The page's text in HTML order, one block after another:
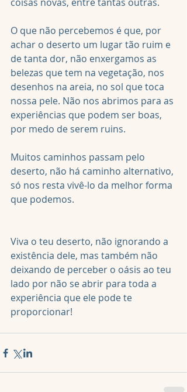
coisas novas, entre tantas outras.
O que não percebemos é que, por
achar o deserto um lugar tão ruim e
de tanta dor, não enxergamos as
belezas que tem na vegetação, nos
desenhos na areia, no sol que toca
nossa pele. Não nos abrimos para as
experiências que podem ser boas,
por medo de serem ruins.
Muitos caminhos passam pelo
deserto, não há caminho alternativo,
só nos resta vivê-lo da melhor forma
que podemos.
Viva o teu deserto, não ignorando a
existência dele, mas também não
deixando de perceber o oásis ao teu
lado por não se abrir para toda a
experiência que ele pode te
proporcionar!